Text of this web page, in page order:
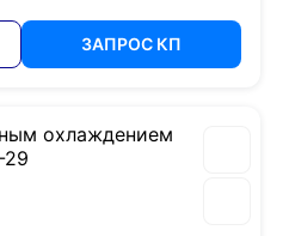
ЗАПРОС КП